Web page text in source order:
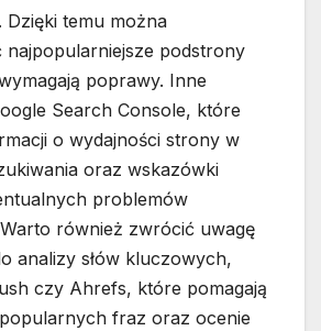
temu można
najpopularniejsze podstrony
poprawy. Inne
Search Console, które
o wydajności strony w
oraz wskazówki
problemów
również zwrócić uwagę
analizy słów kluczowych,
czy Ahrefs, które pomagają
fraz oraz ocenie